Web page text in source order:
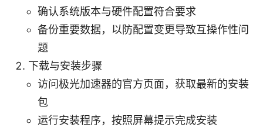
确认系统版本与硬件配置符合要求
备份重要数据，以防配置变更导致互操作性问
题
下载与安装步骤
访问极光加速器的官方页面，获取最新的安装
包
运行安装程序，按照屏幕提示完成安装